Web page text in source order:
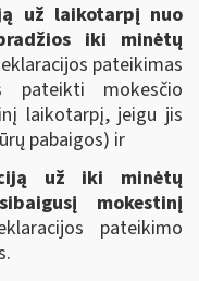
už laikotarpį nuo
iki minėtų
pateikimas
pateikti mokesčio
laikotarpį, jeigu jis
pabaigos) ir
už iki minėtų
mokestinį
pateikimo